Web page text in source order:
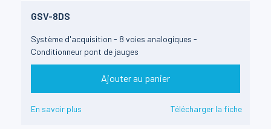
GSV-8DS
Système d'acquisition - 8 voies analogiques -
Conditionneur pont de jauges
Ajouter au panier
En savoir plus Télécharger la fiche